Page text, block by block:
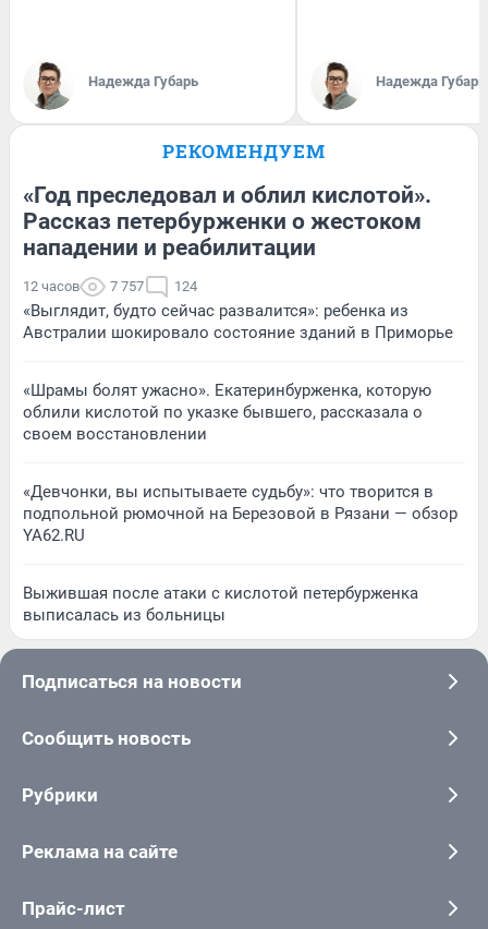
Надежда Губарь Надежда Губарь
РЕКОМЕНДУЕМ
«Год преследовал и облил кислотой».
Рассказ петербурженки о жестоком
нападении и реабилитации
12 часов 7 757 124
«Выглядит, будто сейчас развалится»: ребенка из
Австралии шокировало состояние зданий в Приморье
«Шрамы болят ужасно». Екатеринбурженка, которую
облили кислотой по указке бывшего, рассказала о
своем восстановлении
«Девчонки, вы испытываете судьбу»: что творится в
подпольной рюмочной на Березовой в Рязани — обзор
YA62.RU
Выжившая после атаки с кислотой петербурженка
выписалась из больницы
Подписаться на новости
Сообщить новость
Рубрики
Реклама на сайте
Прайс-лист